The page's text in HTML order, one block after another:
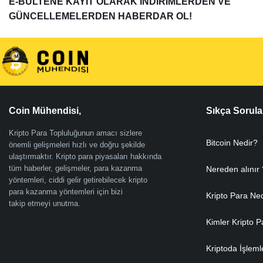
GÜNCELLEMELERDEN HABERDAR OL!
Coin Mühendisi,
Kripto Para Topluluğunun amacı sizlere
önemli gelişmeleri hızlı ve doğru şekilde
ulaştırmaktır. Kripto para piyasaları hakkında
tüm haberler, gelişmeler, para kazanma
yöntemleri, ciddi gelir getirebilecek kripto
para kazanma yöntemleri için bizi
takip etmeyi unutma.
Sıkça
Bitcoin Nedir?
Nereden alınır
Kripto Para
Kimler Kripto
Kriptoda